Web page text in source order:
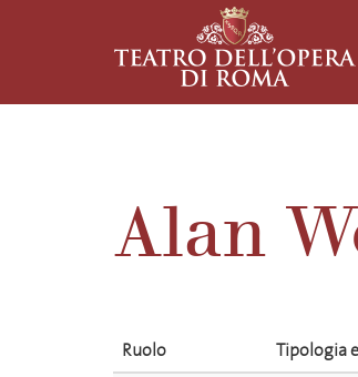
Alan
Ruolo Tipologia